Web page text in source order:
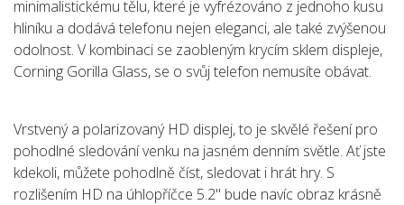
minimalistickému tělu, které je vyfrézováno z jednoho kusu
hliníku a dodává telefonu nejen eleganci, ale také zvýšenou
odolnost. V kombinaci se zaobleným krycím sklem displeje,
Corning Gorilla Glass, se o svůj telefon nemusíte obávat.
Vrstvený a polarizovaný HD displej, to je skvělé řešení pro
pohodlné sledování venku na jasném denním světle. Ať jste
kdekoli, můžete pohodlně číst, sledovat i hrát hry. S
rozlišením HD na úhlopříčce 5.2" bude navíc obraz krásně